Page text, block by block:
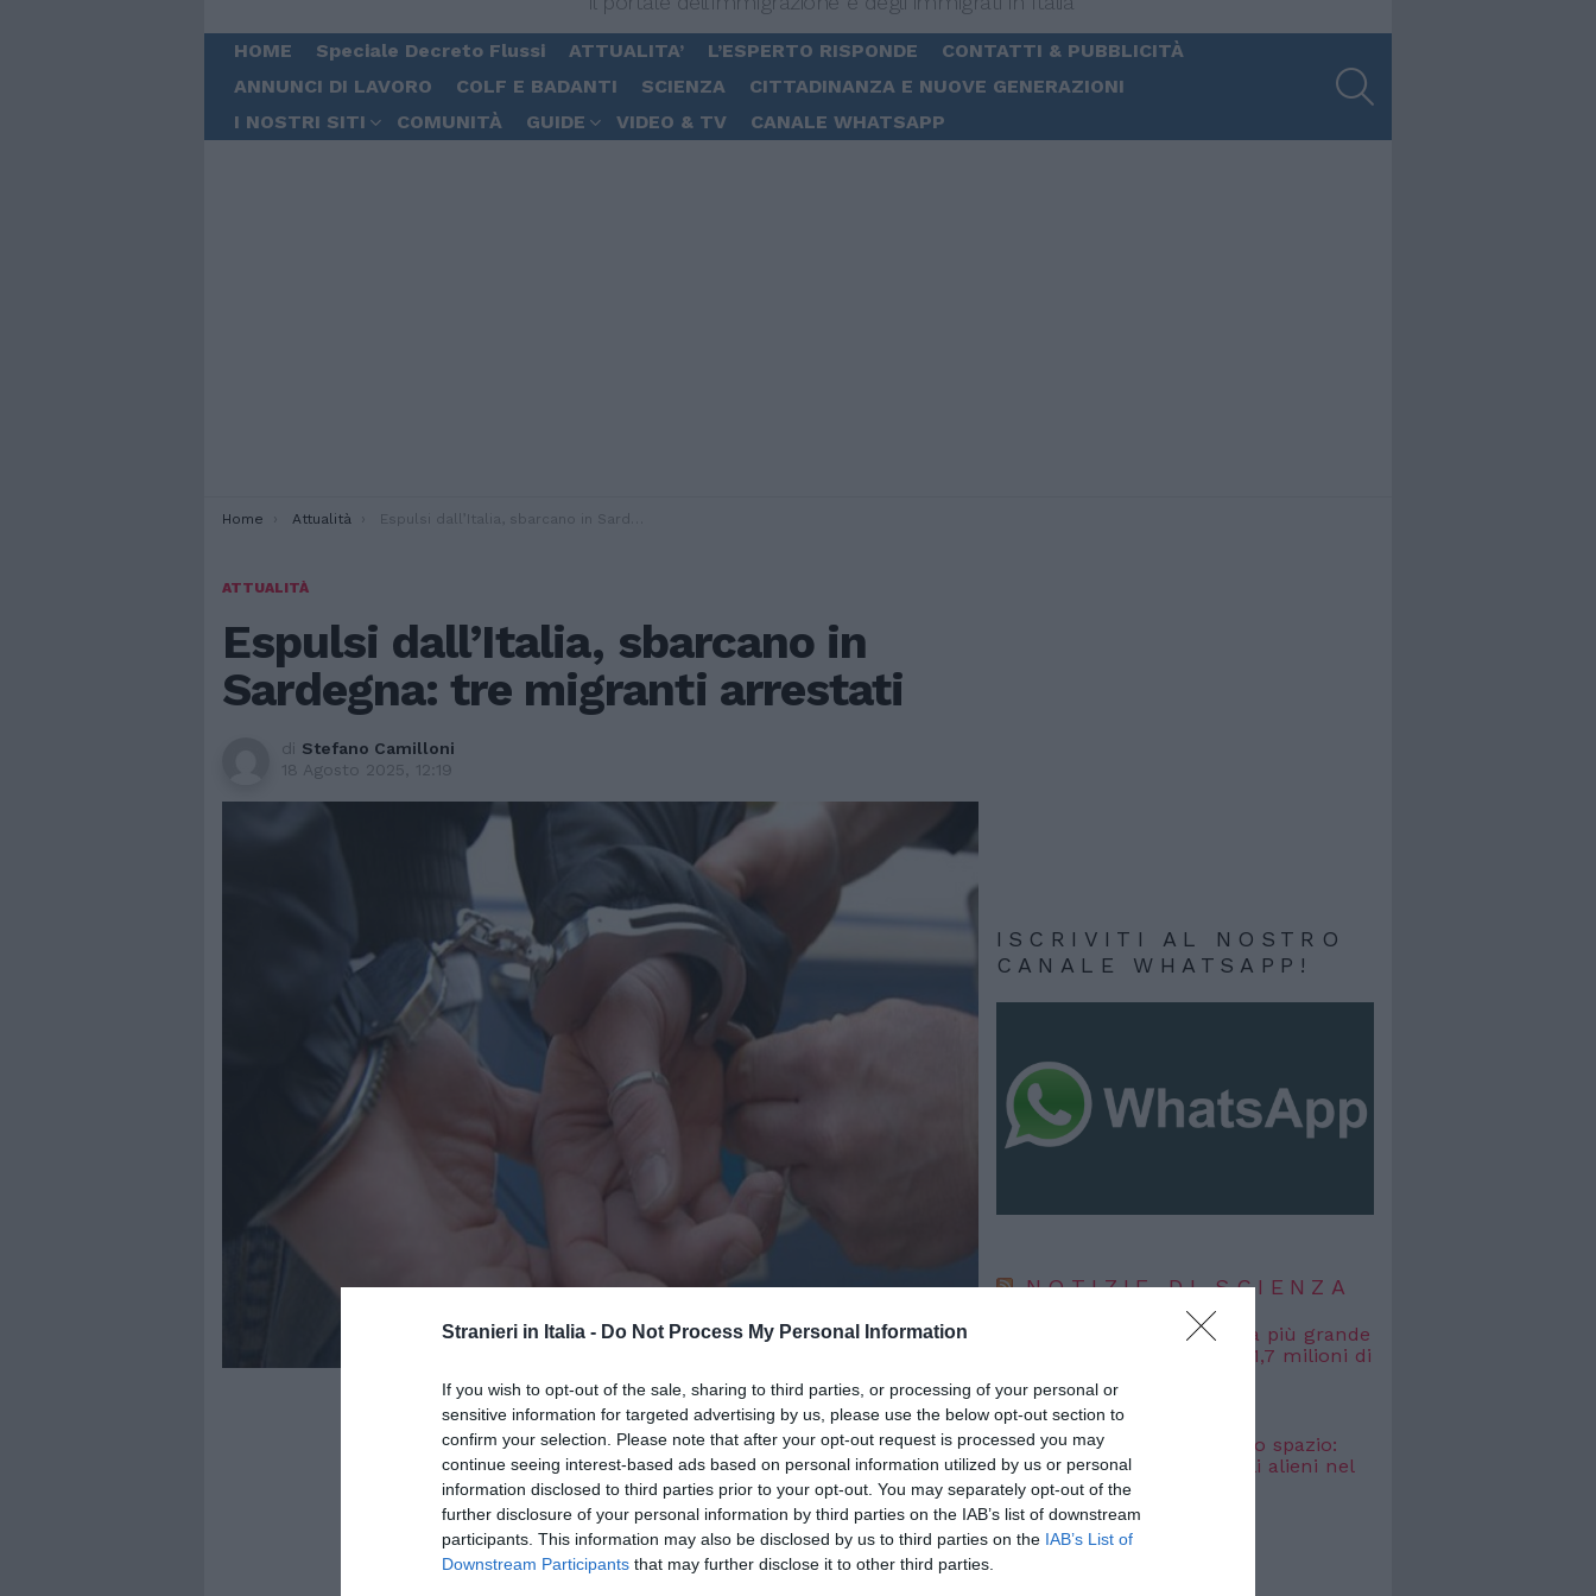
Stranieri in Italia - Do Not Process My Personal Information
If you wish to opt-out of the sale, sharing to third parties, or processing of your personal or
sensitive information for targeted advertising by us, please use the below opt-out section to
confirm your selection. Please note that after your opt-out request is processed you may
continue seeing interest-based ads based on personal information utilized by us or personal
information disclosed to third parties prior to your opt-out. You may separately opt-out of the
further disclosure of your personal information by third parties on the IAB’s list of downstream
participants. This information may also be disclosed by us to third parties on the IAB’s List of
Downstream Participants that may further disclose it to other third parties.
HOME Speciale Decreto Flussi ATTUALITA’ L’ESPERTO RISPONDE
CONTATTI & PUBBLICITÀ
ANNUNCI DI LAVORO
COLF E BADANTI SCIENZA
CITTADINANZA E NUOVE GENERAZIONI
I NOSTRI SITI
COMUNITÀ GUIDE VIDEO & TV CANALE WHATSAPP
You are here:
Home Attualità Espulsi dall’Italia, sbarcano in Sardegna: tre migranti arrestati
ATTUALITÀ
Espulsi dall’Italia, sbarcano in
Sardegna: tre migranti arrestati
di Stefano Camilloni
18 Agosto 2025, 12:19
ISCRIVITI AL NOSTRO
CANALE WHATSAPP!
NOTIZIE DI SCIENZA
IC 1101, misurata la galassia più grande
conosciuta: si estende per 1,7 milioni di
6 Agosto 2026
“Fari cosmici” nascosti nello spazio:
potremmo cercare i segnali alieni nel
posto sbagliato
4 Agosto 2026